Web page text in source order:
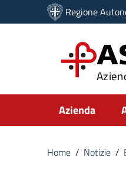
Vai ai contenuti
Vai al menu di
Regione
Submenu
Azienda
Home / Notizie /